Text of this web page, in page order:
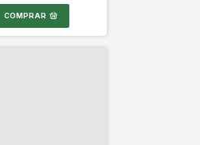
COMPRAR